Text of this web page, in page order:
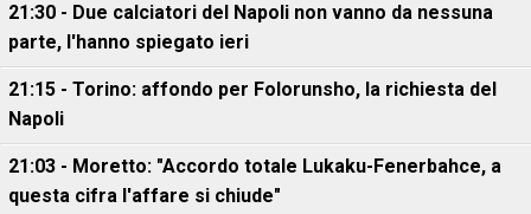
21:30 - Due calciatori del Napoli non vanno da nessuna
parte, l'hanno spiegato ieri
21:15 - Torino: affondo per Folorunsho, la richiesta del
Napoli
21:03 - Moretto: "Accordo totale Lukaku-Fenerbahce, a
questa cifra l'affare si chiude"